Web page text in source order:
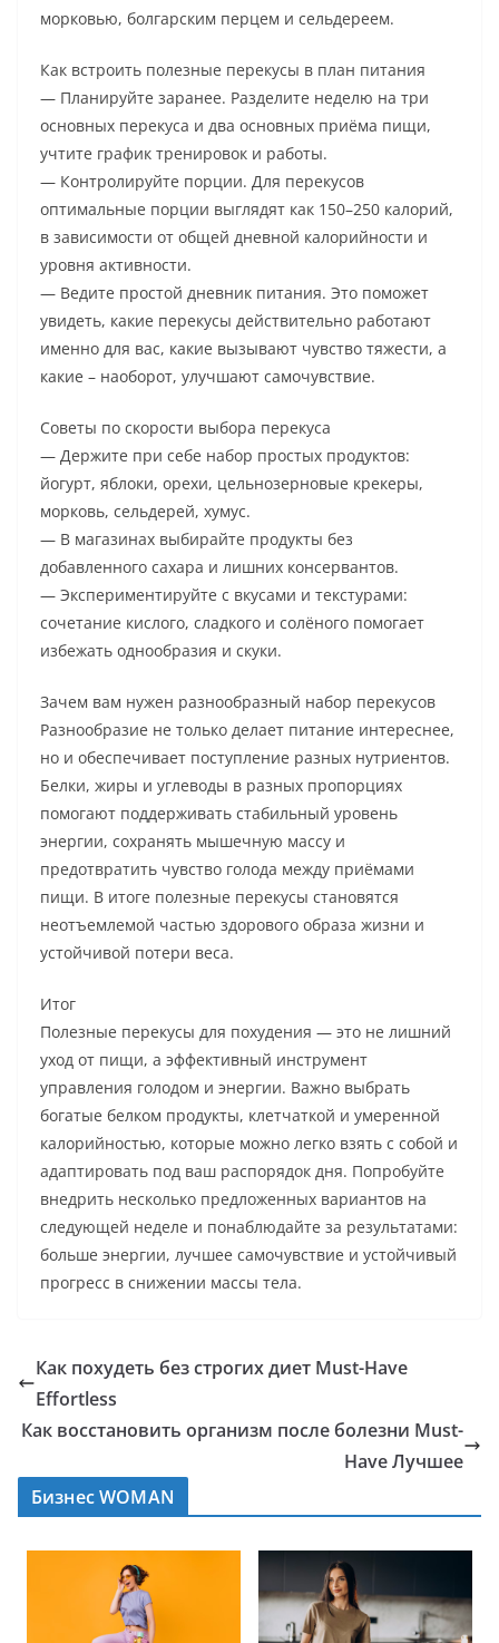
морковью, болгарским перцем и сельдереем.
Как встроить полезные перекусы в план питания
— Планируйте заранее. Разделите неделю на три
основных перекуса и два основных приёма пищи,
учтите график тренировок и работы.
— Контролируйте порции. Для перекусов
оптимальные порции выглядят как 150–250 калорий,
в зависимости от общей дневной калорийности и
уровня активности.
— Ведите простой дневник питания. Это поможет
увидеть, какие перекусы действительно работают
именно для вас, какие вызывают чувство тяжести, а
какие – наоборот, улучшают самочувствие.
Советы по скорости выбора перекуса
— Держите при себе набор простых продуктов:
йогурт, яблоки, орехи, цельнозерновые крекеры,
морковь, сельдерей, хумус.
— В магазинах выбирайте продукты без
добавленного сахара и лишних консервантов.
— Экспериментируйте с вкусами и текстурами:
сочетание кислого, сладкого и солёного помогает
избежать однообразия и скуки.
Зачем вам нужен разнообразный набор перекусов
Разнообразие не только делает питание интереснее,
но и обеспечивает поступление разных нутриентов.
Белки, жиры и углеводы в разных пропорциях
помогают поддерживать стабильный уровень
энергии, сохранять мышечную массу и
предотвратить чувство голода между приёмами
пищи. В итоге полезные перекусы становятся
неотъемлемой частью здорового образа жизни и
устойчивой потери веса.
Итог
Полезные перекусы для похудения — это не лишний
уход от пищи, а эффективный инструмент
управления голодом и энергии. Важно выбрать
богатые белком продукты, клетчаткой и умеренной
калорийностью, которые можно легко взять с собой и
адаптировать под ваш распорядок дня. Попробуйте
внедрить несколько предложенных вариантов на
следующей неделе и понаблюдайте за результатами:
больше энергии, лучшее самочувствие и устойчивый
прогресс в снижении массы тела.
Как похудеть без строгих диет Must-Have
Effortless
Как восстановить организм после болезни Must-
Have Лучшее
Бизнес WOMAN